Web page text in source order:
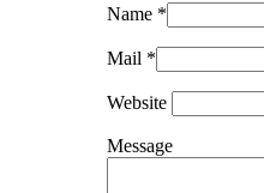
Name *
Mail *
Website
Message